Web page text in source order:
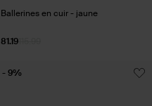
Ballerines en cuir - jaune
81.19
- 9%